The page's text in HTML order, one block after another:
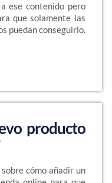
ese contenido pero
que solamente las
puedan conseguirlo.
producto
cómo añadir un